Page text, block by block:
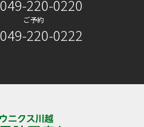
049-220-0220
ご予約
049-220-0222